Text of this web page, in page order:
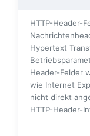
HTTP-Header-
Hypertext
Header-Felder
wie Internet
nicht direkt
HTTP-Header-